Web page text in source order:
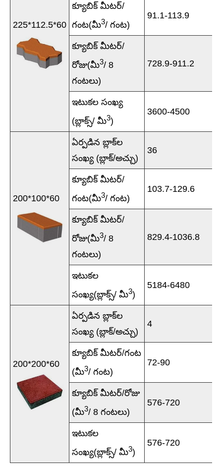
225*112.5*60
క్యూబిక్ మీటర్/
గంట(మీ3/ గంట)
91.1-113.9
క్యూబిక్ మీటర్/
రోజు(మీ3/ 8
గంటలు)
728.9-911.2
ఇటుకల సంఖ్య
(బ్లాక్స్/ మీ3)
3600-4500
200*100*60
ఏర్పడిన బ్లాక్‌ల
సంఖ్య (బ్లాక్/అచ్చు)
36
క్యూబిక్ మీటర్/
గంట(మీ3/ గంట)
103.7-129.6
క్యూబిక్ మీటర్/
రోజు(మీ3/ 8
గంటలు)
829.4-1036.8
ఇటుకల
సంఖ్య(బ్లాక్స్/ మీ3)
5184-6480
200*200*60
ఏర్పడిన బ్లాక్‌ల
సంఖ్య (బ్లాక్/అచ్చు)
4
క్యూబిక్ మీటర్/గంట
(మీ3/ గంట)
72-90
క్యూబిక్ మీటర్/రోజు
(మీ3/ 8 గంటలు)
576-720
ఇటుకల
సంఖ్య(బ్లాక్స్/ మీ3)
576-720